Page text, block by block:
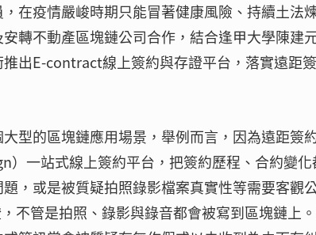
在疫情嚴峻時期只能冒著健康風險、持續土法
轉不動產區塊鏈公司合作，結合逢甲大學陳建
出E-contract線上簽約與存證平台，落實遠距
型的區塊鏈應用場景，舉例而言，因為遠距簽
）一站式線上簽約平台，把簽約歷程、合約變
，或是被質疑拍照錄影檔案真實性等需要客觀
不管是拍照、錄影與錄音都會被寫到區塊鏈上